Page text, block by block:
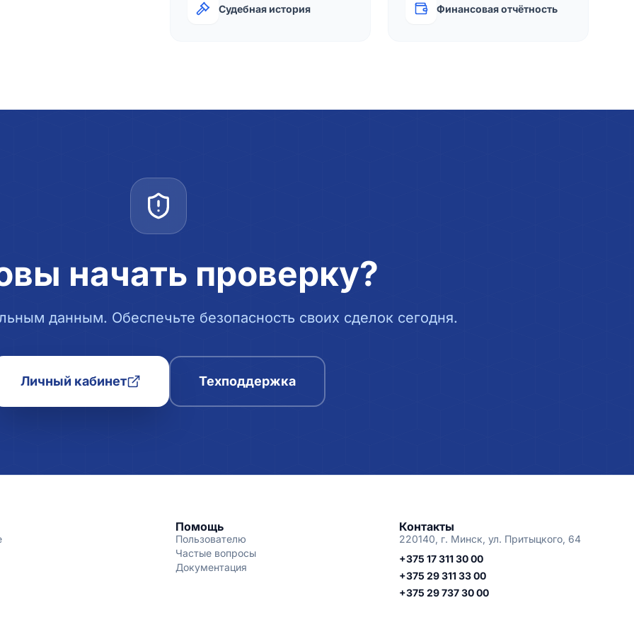
Судебная история Финансовая отчётность
начать проверку?
данным. Обеспечьте безопасность своих сделок сегодня.
Личный кабинет Техподдержка
Помощь
Пользователю
Частые вопросы
Документация
Контакты
220140, г. Минск, ул. Притыцкого, 64
+375 17 311 30 00
+375 29 311 33 00
+375 29 737 30 00